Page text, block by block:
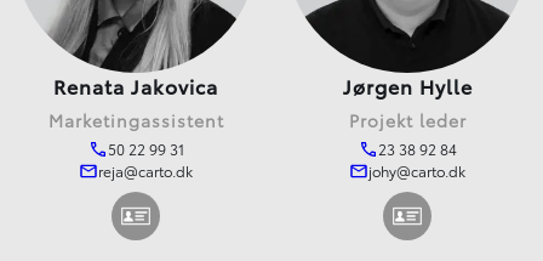
Renata Jakovica
Marketingassistent
50 22 99 31
reja@carto.dk
Jørgen Hylle
Projekt leder
23 38 92 84
johy@carto.dk